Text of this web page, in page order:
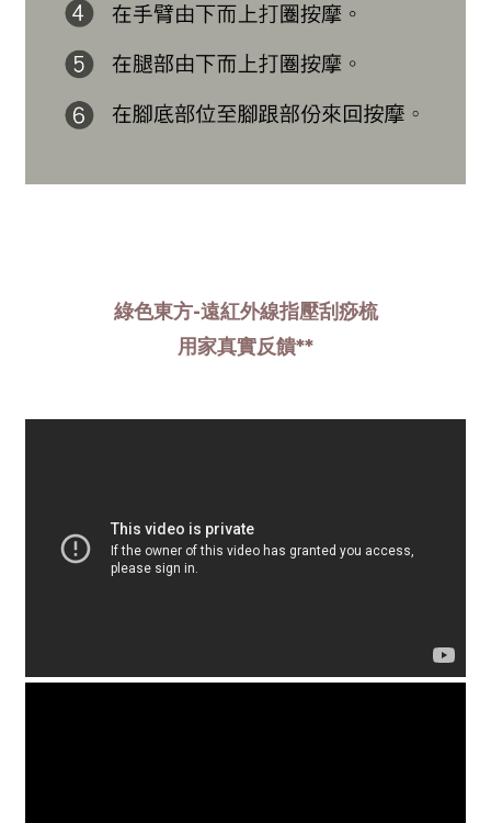
綠色東方-遠紅外線指壓刮痧梳
用家真實反饋**